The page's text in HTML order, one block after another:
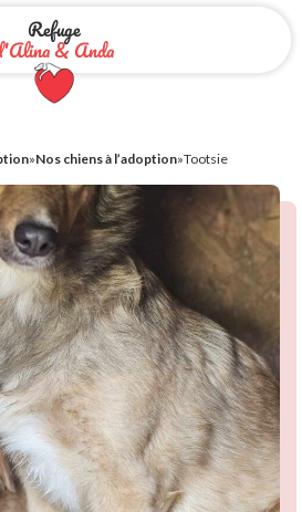
Refuge
& Anda
»Nos chiens à l’adoption»Tootsie